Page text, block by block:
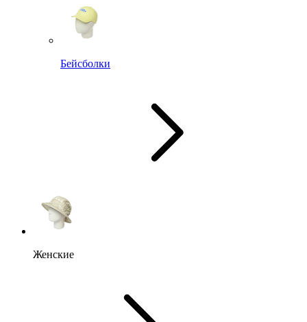
Бейсболки
Женские